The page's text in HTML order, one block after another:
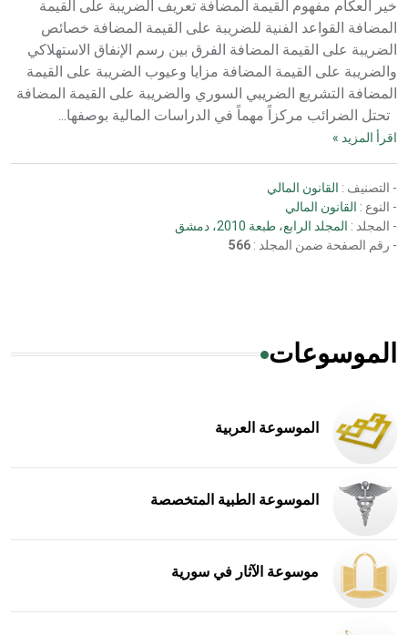
خير العكام مفهوم القيمة المضافة تعريف الضريبة على القيمة
المضافة القواعد الفنية للضريبة على القيمة المضافة خصائص
الضريبة على القيمة المضافة الفرق بين رسم الإنفاق الاستهلاكي
والضريبة على القيمة المضافة مزايا وعيوب الضريبة على القيمة
المضافة التشريع الضريبي السوري والضريبة على القيمة المضافة
تحتل الضرائب مركزاً مهماً في الدراسات المالية بوصفها...
اقرأ المزيد »
- التصنيف : القانون المالي
- النوع : القانون المالي
- المجلد : المجلد الرابع، طبعة 2010، دمشق
- رقم الصفحة ضمن المجلد : 566
الموسوعات
الموسوعة العربية
الموسوعة الطبية المتخصصة
موسوعة الآثار في سورية